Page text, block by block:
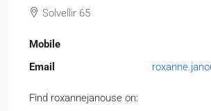
Solvellir 65
Mobile
Email
Find roxannejanouse on: